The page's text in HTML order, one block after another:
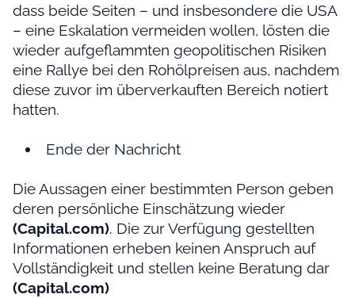
dass beide Seiten – und insbesondere die USA
– eine Eskalation vermeiden wollen, lösten die
wieder aufgeflammten geopolitischen Risiken
eine Rallye bei den Rohölpreisen aus, nachdem
diese zuvor im überverkauften Bereich notiert
hatten.
Ende der Nachricht
Die Aussagen einer bestimmten Person geben
deren persönliche Einschätzung wieder
(Capital.com). Die zur Verfügung gestellten
Informationen erheben keinen Anspruch auf
Vollständigkeit und stellen keine Beratung dar
(Capital.com)